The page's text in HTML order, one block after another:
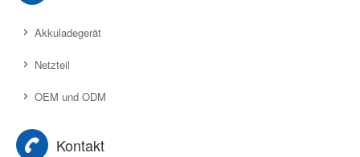
Akkuladegerät
Netzteil
OEM und ODM
Kontakt